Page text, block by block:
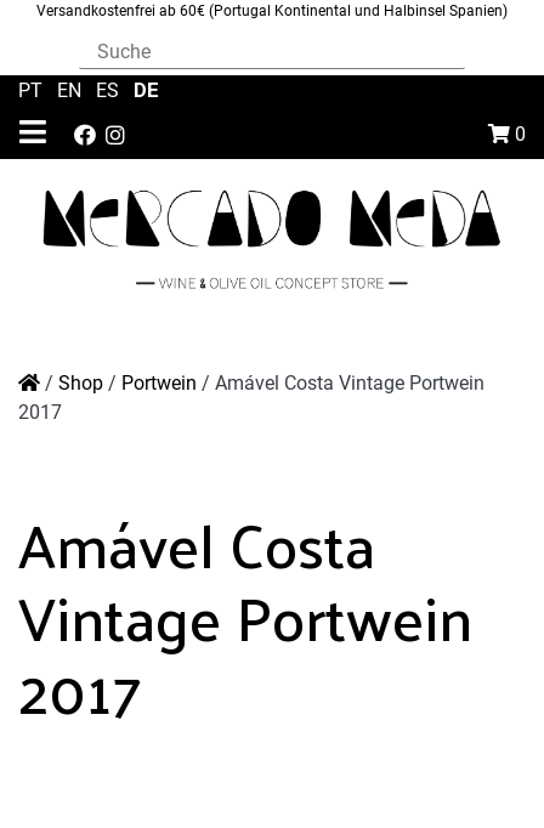
Versandkostenfrei ab 60€ (Portugal Kontinental und Halbinsel Spanien)
0
PT EN ES DE
/ Shop / Portwein / Amável Costa Vintage Portwein
2017
Amável Costa
Vintage Portwein
2017